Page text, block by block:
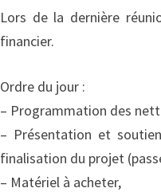
Lors de la dernière
financier.
Ordre du jour :
– Programmation des
– Présentation et
finalisation du projet
– Matériel à acheter,